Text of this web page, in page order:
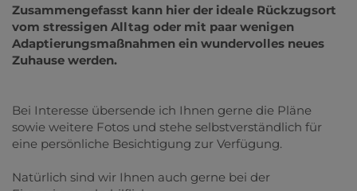
Zusammengefasst kann hier der ideale Rückzugsort
vom stressigen Alltag oder mit paar wenigen
Adaptierungsmaßnahmen ein wundervolles neues
Zuhause werden.
Bei Interesse übersende ich Ihnen gerne die Pläne
sowie weitere Fotos und stehe selbstverständlich für
eine persönliche Besichtigung zur Verfügung.
Natürlich sind wir Ihnen auch gerne bei der